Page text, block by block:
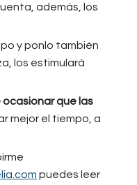
además, los
y ponlo también
los estimulará
que las
mejor el tiempo, a
com puedes leer